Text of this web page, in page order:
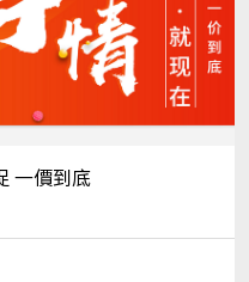
一價到底